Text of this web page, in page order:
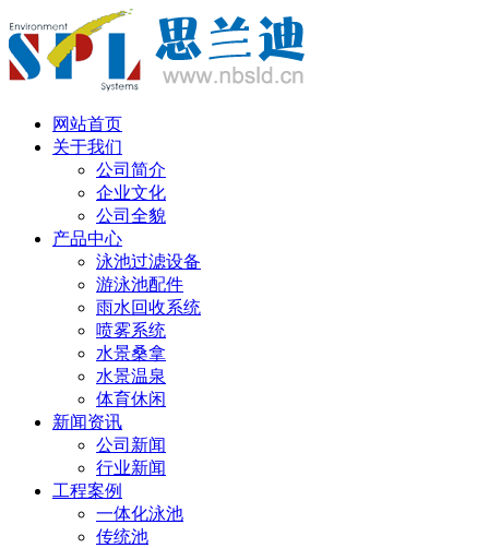
网站首页
关于我们
公司简介
企业文化
公司全貌
产品中心
泳池过滤设备
游泳池配件
雨水回收系统
喷雾系统
水景桑拿
水景温泉
体育休闲
新闻资讯
公司新闻
行业新闻
工程案例
一体化泳池
传统池